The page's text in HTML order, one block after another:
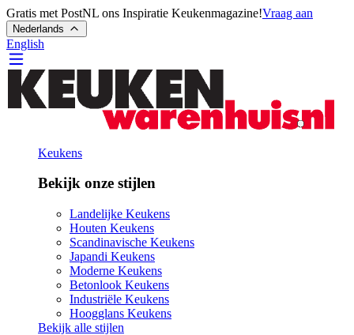
Gratis met PostNL ons Inspiratie Keukenmagazine!Vraag aan
Nederlands
English
Keukens
Bekijk onze stijlen
Landelijke Keukens
Houten Keukens
Scandinavische Keukens
Japandi Keukens
Moderne Keukens
Betonlook Keukens
Industriële Keukens
Hoogglans Keukens
Bekijk alle stijlen